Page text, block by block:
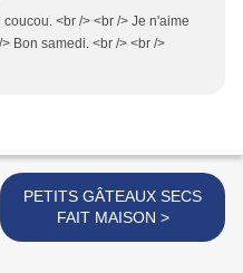
<br /> <br /> Je n'aime
Bon samedi. <br /> <br />
PETITS GÂTEAUX SECS
FAIT MAISON >